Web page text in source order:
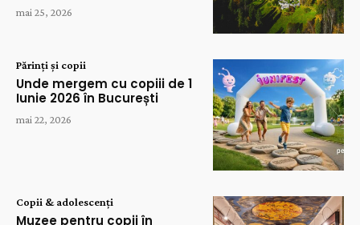
mai 25, 2026
Părinți și copii
Unde mergem cu copiii de 1
Iunie 2026 în București
mai 22, 2026
Copii & adolescenți
Muzee pentru copii în